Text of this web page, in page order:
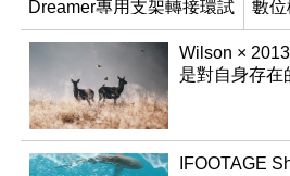
Dreamer專用支架轉接環試
用報告
數
Wilson ×
是對自身存在
IFOOTAGE